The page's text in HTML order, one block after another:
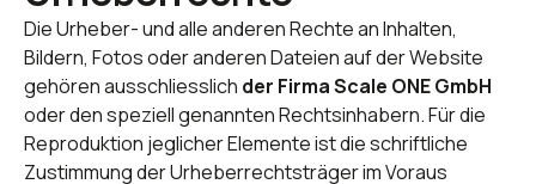
Die Urheber- und alle anderen Rechte an Inhalten,
Bildern, Fotos oder anderen Dateien auf der Website
gehören ausschliesslich der Firma Scale ONE GmbH
oder den speziell genannten Rechtsinhabern. Für die
Reproduktion jeglicher Elemente ist die schriftliche
Zustimmung der Urheberrechtsträger im Voraus